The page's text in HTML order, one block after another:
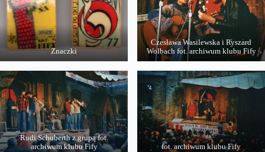
Znaczki
Czesława Wasilewska i Ryszard
Wolbach fot. archiwum klubu Fify
Rudi Schuberth z grupą fot.
archiwum klubu Fify
fot. archiwum klubu Fify